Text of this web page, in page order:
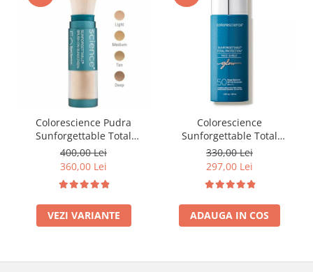
Colorescience Pudra
Sunforgettable Total
Protection Brush-On Shield
SPF50 6g
400,00 Lei
360,00 Lei
VEZI VARIANTE
Colorescience
Sunforgettable Total
Protection Face Shield Glow
SPF 50 - 55 ml
330,00 Lei
297,00 Lei
ADAUGA IN COS